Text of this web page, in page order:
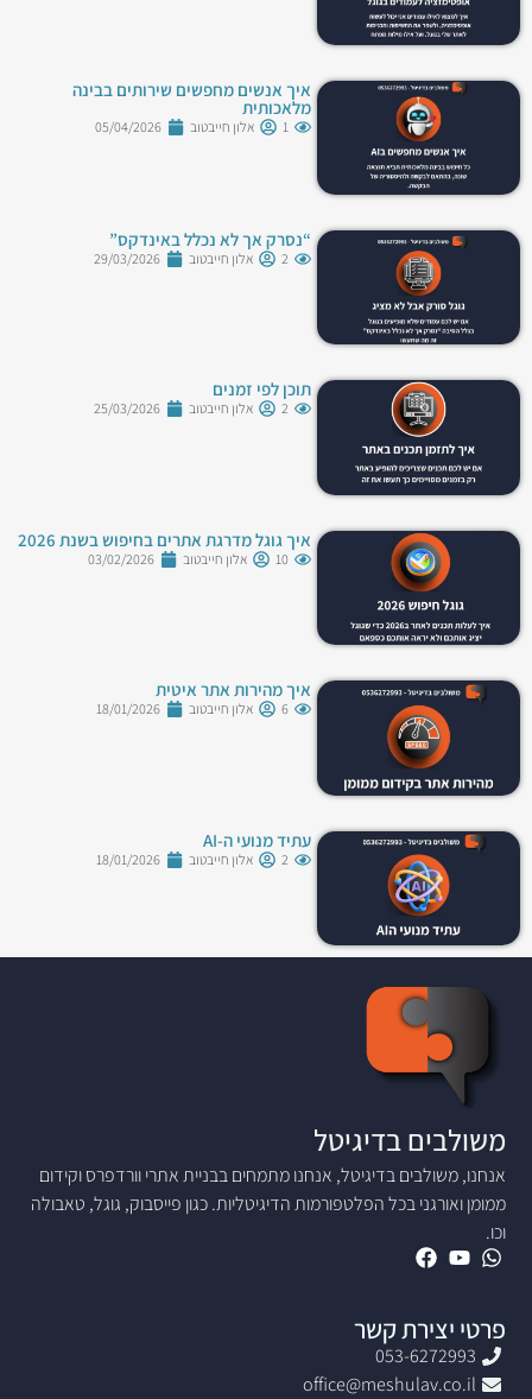
איך אנשים מחפשים שירותים בבינה
מלאכותית
1 אלון חייבטוב 05/04/2026
“נסרק אך לא נכלל באינדקס”
2 אלון חייבטוב 29/03/2026
תוכן לפי זמנים
2 אלון חייבטוב 25/03/2026
איך גוגל מדרגת אתרים בחיפוש בשנת 2026
10 אלון חייבטוב 03/02/2026
איך מהירות אתר איטית
6 אלון חייבטוב 18/01/2026
עתיד מנועי ה-AI
2 אלון חייבטוב 18/01/2026
משולבים בדיגיטל
אנחנו, משולבים בדיגיטל, אנחנו מתמחים בבניית אתרי וורדפרס וקידום
ממומן ואורגני בכל הפלטפורמות הדיגיטליות. כגון פייסבוק, גוגל, טאבולה
וכו.
פרטי יצירת קשר
053-6272993
office@meshulav.co.il